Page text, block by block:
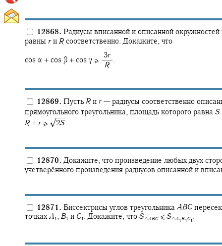
12868. Радиусы вписанной и описанной окружностей
равны rи R соответственно. Докажите, что
cos α + cos β + cos γ ≥ ‍
‍ 3r
R
.
12869. Пусть R и r— радиусы соответственно
прямоугольного треугольника, площадь которого равна S.
R + r≥ ‍ √2S.
12870. Докажите, что произведение любых двух
учетверённого произведения радиусов описанной и
12871. Биссектрисы углов треугольника ABC
точках A 1 , B1 и C1 . Докажите, что S△ABC≤ S△A1B1C1
.